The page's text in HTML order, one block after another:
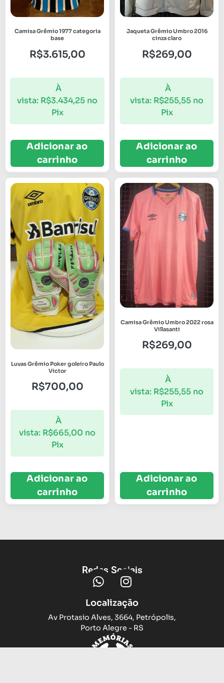
Camisa Grêmio 1977 categoria
base
R$3.615,00
À
vista: R$3.434,25 no
Pix
Adicionar ao
carrinho
Jaqueta Grêmio Umbro 2016
cinza claro
R$269,00
À
vista: R$255,55 no
Pix
Adicionar ao
carrinho
Luvas Grêmio Poker goleiro Paulo
Victor
R$700,00
À
vista: R$665,00 no
Pix
Adicionar ao
carrinho
Camisa Grêmio Umbro 2022 rosa
Villasanti
R$269,00
À
vista: R$255,55 no
Pix
Adicionar ao
carrinho
Redes Sociais
Localização
Av Protasio Alves, 3664, Petrópolis,
Porto Alegre - RS